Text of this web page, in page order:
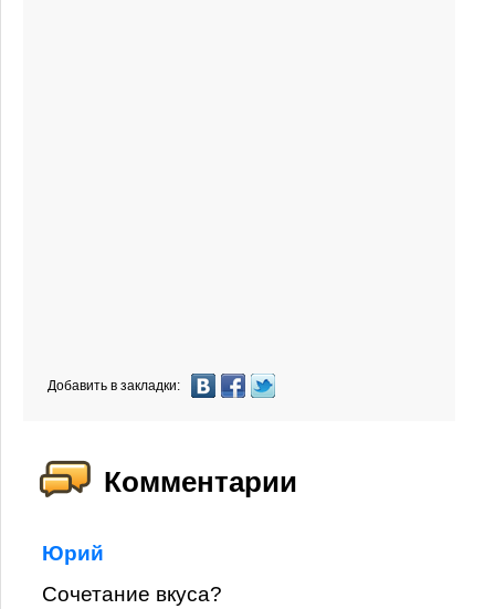
Добавить в закладки:
Комментарии
Юрий
Сочетание вкуса?